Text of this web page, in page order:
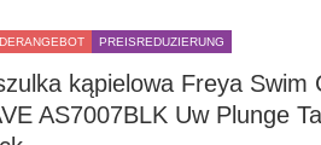
PREISREDUZIERUNG
kąpielowa Freya Swim
AS7007BLK Uw Plunge